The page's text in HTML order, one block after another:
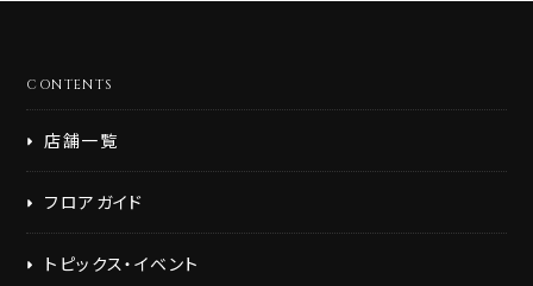
CONTENTS
店舗一覧
フロアガイド
トピックス・イベント